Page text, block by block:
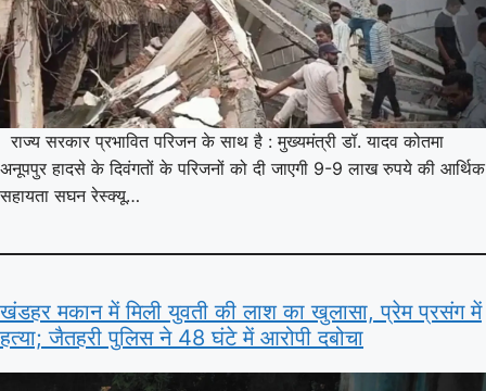
राज्य सरकार प्रभावित परिजन के साथ है : मुख्यमंत्री डॉ. यादव कोतमा
अनूपपुर हादसे के दिवंगतों के परिजनों को दी जाएगी 9-9 लाख रुपये की आर्थिक
सहायता सघन रेस्क्यू…
खंडहर मकान में मिली युवती की लाश का खुलासा, प्रेम प्रसंग में
हत्या; जैतहरी पुलिस ने 48 घंटे में आरोपी दबोचा